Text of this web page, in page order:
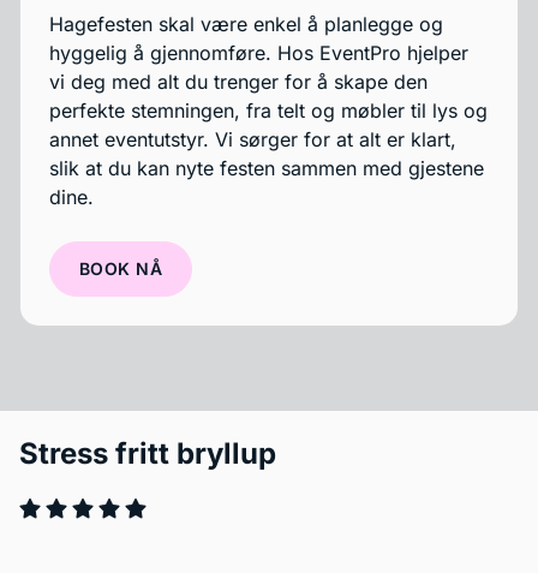
Hagefesten skal være enkel å planlegge og
hyggelig å gjennomføre. Hos EventPro hjelper
vi deg med alt du trenger for å skape den
perfekte stemningen, fra telt og møbler til lys og
annet eventutstyr. Vi sørger for at alt er klart,
slik at du kan nyte festen sammen med gjestene
dine.
BOOK NÅ
Anbefales på det sterkeste!